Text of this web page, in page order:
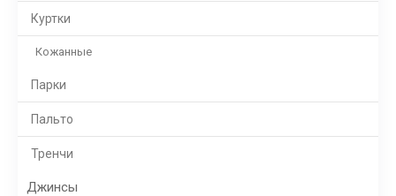
Куртки
Кожанные
Парки
Пальто
Тренчи
Джинсы